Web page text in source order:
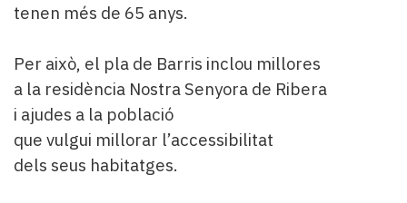
tenen més de 65 anys.
Per això, el pla de Barris inclou millores
a la residència Nostra Senyora de Ribera
i ajudes a la població
que vulgui millorar l’accessibilitat
dels seus habitatges.